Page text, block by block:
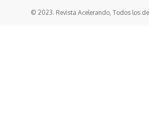
© 2023. Revista Acelerando, Todos los